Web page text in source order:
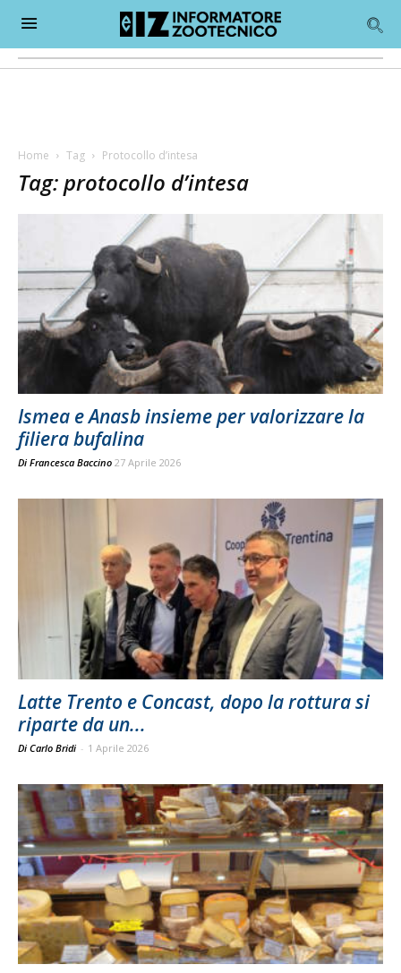
Home Tag Protocollo d’intesa
Tag: protocollo d’intesa
Ismea e Anasb insieme per valorizzare la
filiera bufalina
Di Francesca Baccino 27 Aprile 2026
Latte Trento e Concast, dopo la rottura si
riparte da un...
Di Carlo Bridi - 1 Aprile 2026